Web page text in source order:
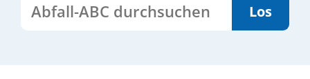
Abfall-ABC durchsuchen